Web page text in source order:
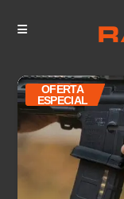
OFERTA
ESPECIAL